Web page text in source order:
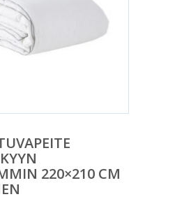
220×210 CM